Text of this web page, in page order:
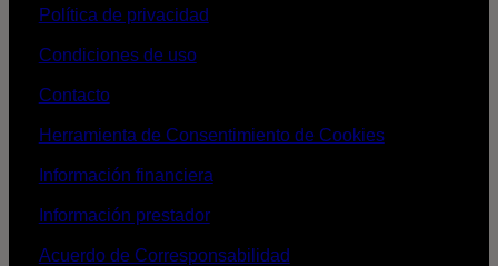
Política de privacidad
Condiciones de uso
Contacto
Herramienta de Consentimiento de Cookies
Información financiera
Información prestador
Acuerdo de Corresponsabilidad